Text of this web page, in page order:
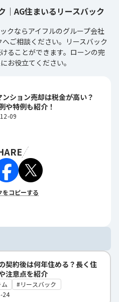
｜AG住まいるリースバック
クならアイフルのグループ会社
ご相談ください。リースバック
ることができます。ローンの完
お役立てください。
ション売却は税金が高い？
や特例も紹介！
09
をコピーする
契約後は何年住める？長く住
注意点を紹介
リースバック
24